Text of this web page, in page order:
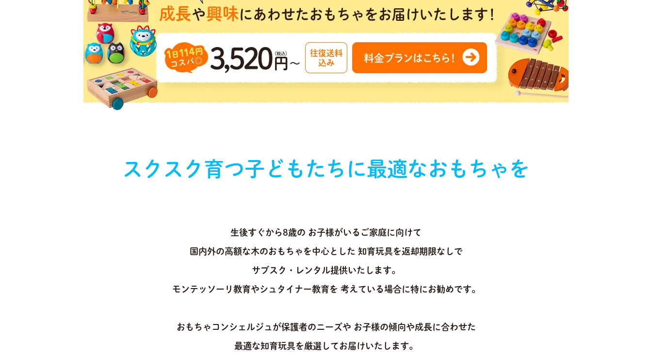
スクスク育つ子どもたちに最適なおもちゃを
生後すぐから8歳の お子様がいるご家庭に向けて
国内外の高額な木のおもちゃを中心とした 知育玩具を返却期限なしで
サブスク・レンタル提供いたします。
モンテッソーリ教育やシュタイナー教育を 考えている場合に特にお勧めです。
おもちゃコンシェルジュが保護者のニーズや お子様の傾向や成長に合わせた
最適な知育玩具を厳選してお届けいたします。